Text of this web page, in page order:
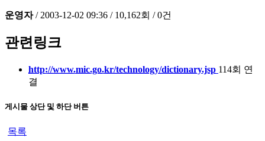
운영자 / 2003-12-02 09:36 / 10,162회 / 0건
관련링크
http://www.mic.go.kr/technology/dictionary.jsp 114회 연
결
게시물 상단 및 하단 버튼
목록